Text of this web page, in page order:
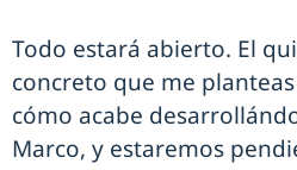
Todo estará abierto. El
concreto que me
cómo acabe
Marco, y estaremos